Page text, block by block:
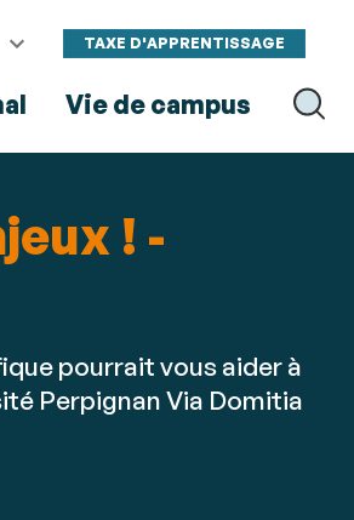
TAXE D'APPRENTISSAGE
Vie de campus
! -
pourrait vous aider à
Perpignan Via Domitia